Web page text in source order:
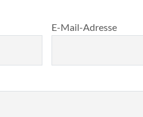
E-Mail-Adresse